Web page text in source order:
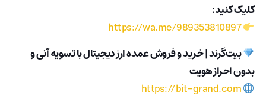
کلیک کنید:
https://wa.me/989353810897
بیت‌گرند | خرید و فروش عمده ارز دیجیتال با تسویه آنی و
بدون احراز هویت
https://bit-grand.com